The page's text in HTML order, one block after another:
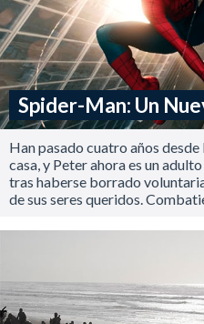
Spider-Man: Un
Han pasado cuatro años desde
casa, y Peter ahora es un
tras haberse borrado
de sus seres queridos.